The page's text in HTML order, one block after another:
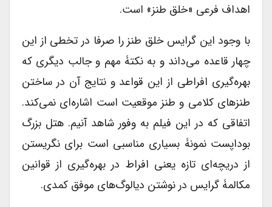
اهداف فرعی «خلق طنز» است.
با وجود این گرایس خلق طنز را صرفا در تخطی از این
چهار قاعده می‌داند و به نکتۀ مهم و جالب دیگری که
بهره‌گیری افراطی از این قواعد و نتایج آن در ساختن
طنزهای کلامی و طنز موقعیت است اشاره‌ای نمی‌کند.
اتفاقی که در این فیلم به وفور شاهد آنیم. هتل بزرگ
بوداپست نمونۀ بسیاری مناسبی است برای نگریستن
از دریچه‌ای تازه یعنی افراط در بهره‌گیری از قوانین
مکالمۀ گرایس در نوشتن دیالوگ‌های موفق کمدی.